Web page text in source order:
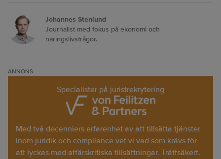
Johannes Stenlund
Journalist med fokus på ekonomi och
näringslivsfrågor.
ANNONS
Specialister på juristrekrytering
Med två decenniers erfarenhet av att tillsätta tjänster
inom juridik och compliance vet vi vad som krävs för
att lyckas med affärskritiska tillsättningar. Träffsäkert.